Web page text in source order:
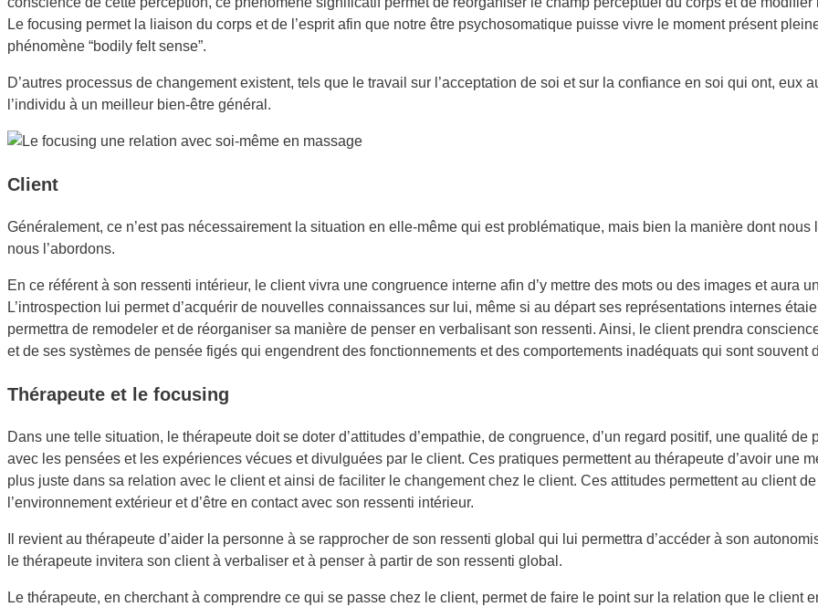
Le focusing permet la liaison du corps et de l’esprit afin que notre être psychosomatique puisse vivre le moment présent
phénomène “bodily felt sense”.
D’autres processus de changement existent, tels que le travail sur l’acceptation de soi et sur la confiance en soi qui ont, eux
l’individu à un meilleur bien-être général.
Client
Généralement, ce n’est pas nécessairement la situation en elle-même qui est problématique, mais bien la manière dont nous
nous l’abordons.
En ce référent à son ressenti intérieur, le client vivra une congruence interne afin d’y mettre des mots ou des images et aura
L’introspection lui permet d’acquérir de nouvelles connaissances sur lui, même si au départ ses représentations internes
permettra de remodeler et de réorganiser sa manière de penser en verbalisant son ressenti. Ainsi, le client prendra
et de ses systèmes de pensée figés qui engendrent des fonctionnements et des comportements inadéquats qui sont souvent
Thérapeute et le focusing
Dans une telle situation, le thérapeute doit se doter d’attitudes d’empathie, de congruence, d’un regard positif, une qualité
avec les pensées et les expériences vécues et divulguées par le client. Ces pratiques permettent au thérapeute d’avoir une
plus juste dans sa relation avec le client et ainsi de faciliter le changement chez le client. Ces attitudes permettent au client
l’environnement extérieur et d’être en contact avec son ressenti intérieur.
Il revient au thérapeute d’aider la personne à se rapprocher de son ressenti global qui lui permettra d’accéder à son
le thérapeute invitera son client à verbaliser et à penser à partir de son ressenti global.
Le thérapeute, en cherchant à comprendre ce qui se passe chez le client, permet de faire le point sur la relation que le client